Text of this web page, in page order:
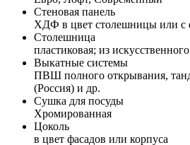
Стеновая панель
ХДФ в цвет столешницы или с
Столешница
пластиковая; из
Выкатные системы
ПВШ полного открывания,
(Россия) и др.
Сушка для посуды
Хромированная
Цоколь
в цвет фасадов или корпуса